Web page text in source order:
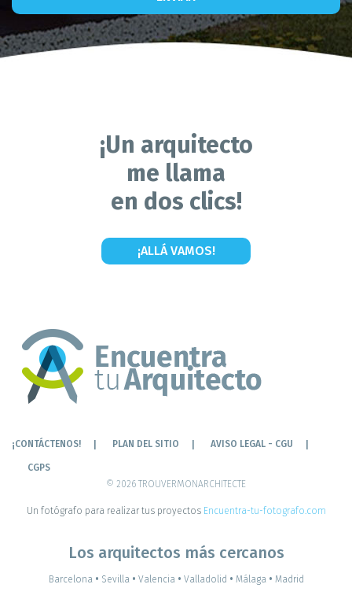
¡Un arquitecto
me llama
en dos clics!
¡ALLÁ VAMOS!
¡CONTÁCTENOS! PLAN DEL SITIO AVISO LEGAL - CGU
CGPS
© 2026 TROUVERMONARCHITECTE
Un fotógrafo para realizar tus proyectos Encuentra-tu-fotografo.com
Los arquitectos más cercanos
Barcelona • Sevilla • Valencia • Valladolid • Málaga • Madrid